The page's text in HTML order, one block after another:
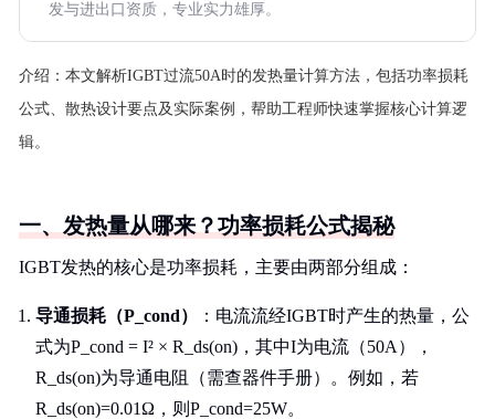
发与进出口资质，专业实力雄厚。
介绍： 本文解析IGBT过流50A时的发热量计算方法，包括功率损耗
公式、散热设计要点及实际案例，帮助工程师快速掌握核心计算逻
辑。
一、发热量从哪来？功率损耗公式揭秘
IGBT发热的核心是功率损耗，主要由两部分组成：
导通损耗（P_cond）
：电流流经IGBT时产生的热量，公
式为P_cond = I² × R_ds(on)，其中I为电流（50A），
R_ds(on)为导通电阻（需查器件手册）。例如，若
R_ds(on)=0.01Ω，则P_cond=25W。